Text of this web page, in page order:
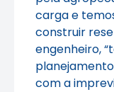
carga e
construir
engenheiro,
com a